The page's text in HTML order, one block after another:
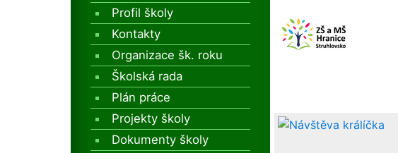
Profil školy
Kontakty
Organizace šk. roku
Školská rada
Plán práce
Projekty školy
Dokumenty školy